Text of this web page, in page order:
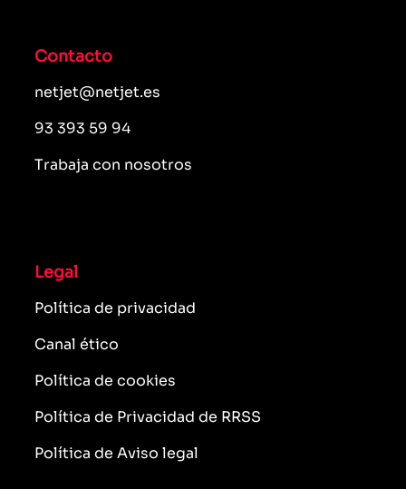
Contacto
netjet@netjet.es
93 393 59 94
Trabaja con nosotros
Legal
Política de privacidad
Canal ético
Política de cookies
Política de Privacidad de RRSS
Política de Aviso legal